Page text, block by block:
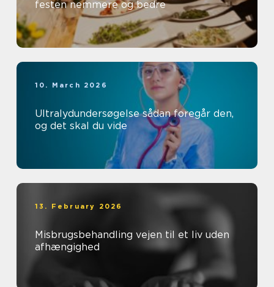
festen nemmere og bedre
10. March 2026
Ultralydundersøgelse sådan foregår den,
og det skal du vide
13. February 2026
Misbrugsbehandling vejen til et liv uden
afhængighed